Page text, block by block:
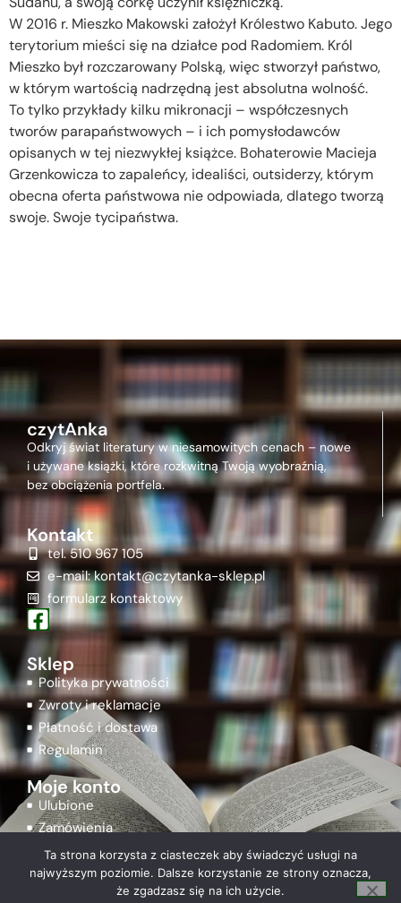
W 2016 r. Mieszko Makowski założył Królestwo Kabuto. Jego
terytorium mieści się na działce pod Radomiem. Król
Mieszko był rozczarowany Polską, więc stworzył państwo,
w którym wartością nadrzędną jest absolutna wolność.
To tylko przykłady kilku mikronacji – współczesnych
tworów parapaństwowych – i ich pomysłodawców
opisanych w tej niezwykłej książce. Bohaterowie Macieja
Grzenkowicza to zapaleńcy, idealiści, outsiderzy, którym
obecna oferta państwowa nie odpowiada, dlatego tworzą
swoje. Swoje tycipaństwa.
czytAnka
Odkryj świat literatury w niesamowitych cenach – nowe
i używane książki, które rozkwitną Twoją wyobraźnią,
bez obciążenia portfela.
Kontakt
tel. 510 967 105
e-mail: kontakt@czytanka-sklep.pl
formularz kontaktowy
Sklep
Polityka prywatności
Zwroty i reklamacje
Płatność i dostawa
Regulamin
Moje konto
Ulubione
Zamówienia
Rejestracja
Logowanie
Ta strona korzysta z ciasteczek aby świadczyć usługi na
najwyższym poziomie. Dalsze korzystanie ze strony oznacza,
że zgadzasz się na ich użycie.